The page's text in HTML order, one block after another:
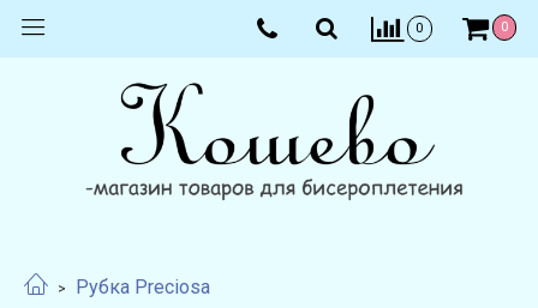
0 0
Рубка Preciosa